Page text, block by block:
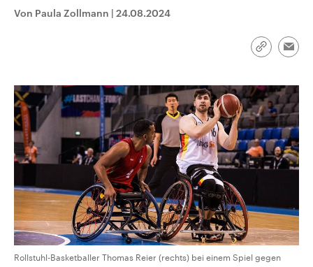
Umfragen, Prognosen,
Wahlprogramme, aktuelle Berichte
Von Paula Zollmann | 24.08.2024
Link
Rollstuhl-Basketballer Thomas Reier (rechts) bei einem Spiel gegen